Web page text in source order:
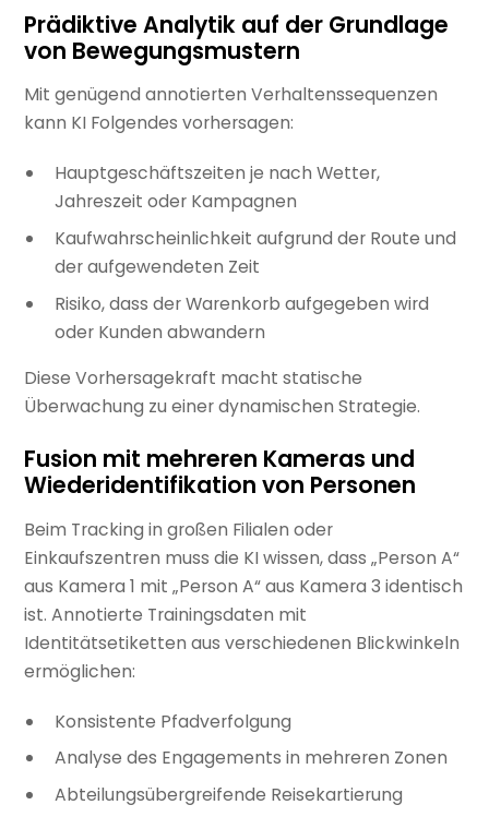
Prädiktive Analytik auf der Grundlage
von Bewegungsmustern
Mit genügend annotierten Verhaltenssequenzen
kann KI Folgendes vorhersagen:
Hauptgeschäftszeiten je nach Wetter,
Jahreszeit oder Kampagnen
Kaufwahrscheinlichkeit aufgrund der Route und
der aufgewendeten Zeit
Risiko, dass der Warenkorb aufgegeben wird
oder Kunden abwandern
Diese Vorhersagekraft macht statische
Überwachung zu einer dynamischen Strategie.
Fusion mit mehreren Kameras und
Wiederidentifikation von Personen
Beim Tracking in großen Filialen oder
Einkaufszentren muss die KI wissen, dass „Person A“
aus Kamera 1 mit „Person A“ aus Kamera 3 identisch
ist. Annotierte Trainingsdaten mit
Identitätsetiketten aus verschiedenen Blickwinkeln
ermöglichen:
Konsistente Pfadverfolgung
Analyse des Engagements in mehreren Zonen
Abteilungsübergreifende Reisekartierung